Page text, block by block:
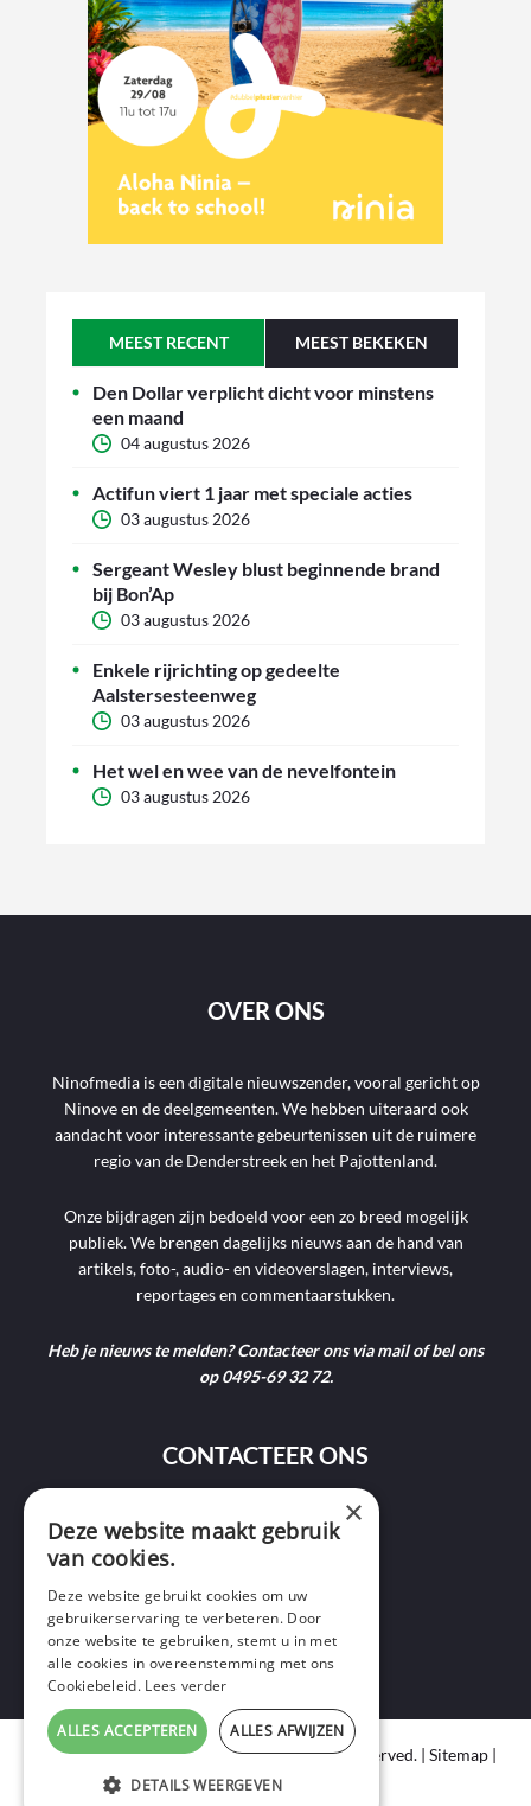
MEEST RECENT MEEST BEKEKEN
Den Dollar verplicht dicht voor minstens
een maand
04 augustus 2026
Actifun viert 1 jaar met speciale acties
03 augustus 2026
Sergeant Wesley blust beginnende brand
bij Bon’Ap
03 augustus 2026
Enkele rijrichting op gedeelte
Aalstersesteenweg
03 augustus 2026
Het wel en wee van de nevelfontein
03 augustus 2026
OVER ONS
Ninofmedia is een digitale nieuwszender, vooral gericht op
Ninove en de deelgemeenten. We hebben uiteraard ook
aandacht voor interessante gebeurtenissen uit de ruimere
regio van de Denderstreek en het Pajottenland.
Onze bijdragen zijn bedoeld voor een zo breed mogelijk
publiek. We brengen dagelijks nieuws aan de hand van
artikels, foto-, audio- en videoverslagen, interviews,
reportages en commentaarstukken.
Heb je nieuws te melden? Contacteer ons via mail of bel ons
op 0495-69 32 72.
CONTACTEER ONS
9400 Ninove
+32 495 69 32 72
Copyright © 2020 Ninof Media. All Rights Reserved. | Sitemap|
Cookie Policy|Privacy Policy
×
Deze website maakt gebruik
van cookies.
Deze website gebruikt cookies om uw
gebruikerservaring te verbeteren. Door
onze website te gebruiken, stemt u in met
alle cookies in overeenstemming met ons
Cookiebeleid. Lees verder
ALLES ACCEPTEREN ALLES AFWIJZEN
DETAILS WEERGEVEN